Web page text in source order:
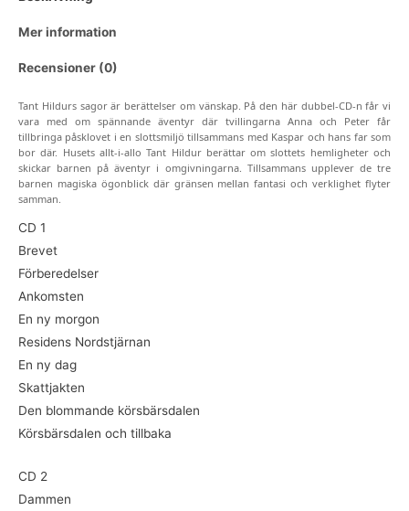
Mer information
Recensioner (0)
Tant Hildurs sagor är berättelser om vänskap. På den här dubbel-CD-n får vi
vara med om spännande äventyr där tvillingarna Anna och Peter får
tillbringa påsklovet i en slottsmiljö tillsammans med Kaspar och hans far som
bor där. Husets allt-i-allo Tant Hildur berättar om slottets hemligheter och
skickar barnen på äventyr i omgivningarna. Tillsammans upplever de tre
barnen magiska ögonblick där gränsen mellan fantasi och verklighet flyter
samman.
CD 1
Brevet
Förberedelser
Ankomsten
En ny morgon
Residens Nordstjärnan
En ny dag
Skattjakten
Den blommande körsbärsdalen
Körsbärsdalen och tillbaka
CD 2
Dammen